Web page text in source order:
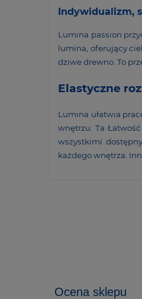
Indy­wi­du­alizm,
Lumina passion
lumina, oferu­jący
dziwe drewno. To
Elastyczne
Lumina ułatwia
wnętrzu. Ta
wszyst­kimi
każdego wnętrza.
Ocena sklepu